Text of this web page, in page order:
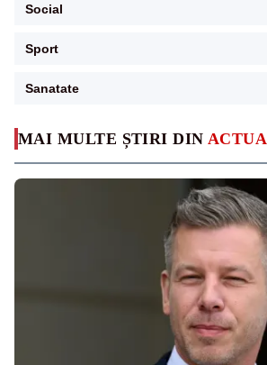
MAI MULTE ȘTIRI DIN
Social
Sport
Sanatate